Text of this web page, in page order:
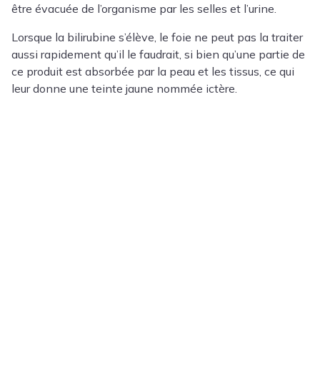
être évacuée de l’organisme par les selles et l’urine.
Lorsque la bilirubine s’élève, le foie ne peut pas la traiter
aussi rapidement qu’il le faudrait, si bien qu’une partie de
ce produit est absorbée par la peau et les tissus, ce qui
leur donne une teinte jaune nommée ictère.